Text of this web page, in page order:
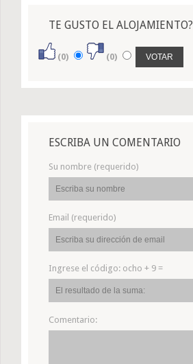
TE GUSTO EL ALOJAMIENTO?
(0) (0)
ESCRIBA UN COMENTARIO
Su nombre (requerido)
Email (requerido)
Ingrese el código: ocho + 9 =
Comentario: